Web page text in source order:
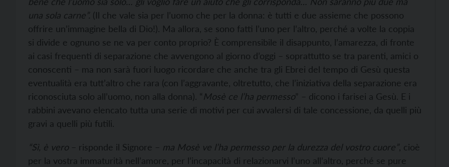
una sola carne”. (Il che vale sia per l’uomo che per la donna: è tutti e due assieme che possono
offrire un’immagine bella di Dio!). Ma allora, se sono fatti l’uno per l’altro, perché a volte la coppia
si divide e ognuno se ne va per conto proprio? È comprensibile il disappunto, l’amarezza, di fronte
ai casi frequenti di separazione che avvengono al giorno d’oggi – soprattutto se tra parenti, amici o
conoscenti – ma non sarà fuori luogo ricordare che anche tra gli Ebrei del tempo di Gesù questa
eventualità era tutt’altro che rara (con l’aggravante, oltretutto, che l’iniziativa della separazione era
riconosciuta solo all’uomo, non alla donna). “Mosè ce l’ha permesso” – dicono i farisei a Gesù. E i
rabbini avevano elencato tutta una serie di motivi per cui avvalersi di tale concessione, da quelli più
gravi a quelli più futili.
“Sì, è vero – risponde il Signore – ma Mosè ve l’ha permesso per la durezza del vostro cuore”, cioè
per la vostra immaturità nell’amore, per l’incapacità di relazionarvi l’uno all’altro, perché se pure